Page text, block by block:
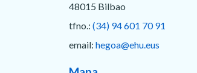
48015 Bilbao
tfno.: (34) 94 601 70 91
email: hegoa@ehu.eus